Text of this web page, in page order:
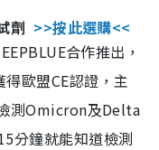
劑 >>按此選購<<
合作推出，
歐盟CE認證，主
測Omicron及Delta
分鐘就能知道檢測